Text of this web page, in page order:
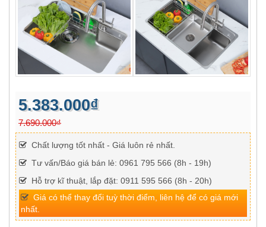
5.383.000₫
7.690.000₫
Chất lượng tốt nhất - Giá luôn rẻ nhất.
Tư vấn/Báo giá bán lẻ: 0961 795 566 (8h - 19h)
Hỗ trợ kĩ thuật, lắp đặt: 0911 595 566 (8h - 20h)
Giá có thể thay đổi tuỳ thời điểm, liên hệ để có giá mới
nhất.